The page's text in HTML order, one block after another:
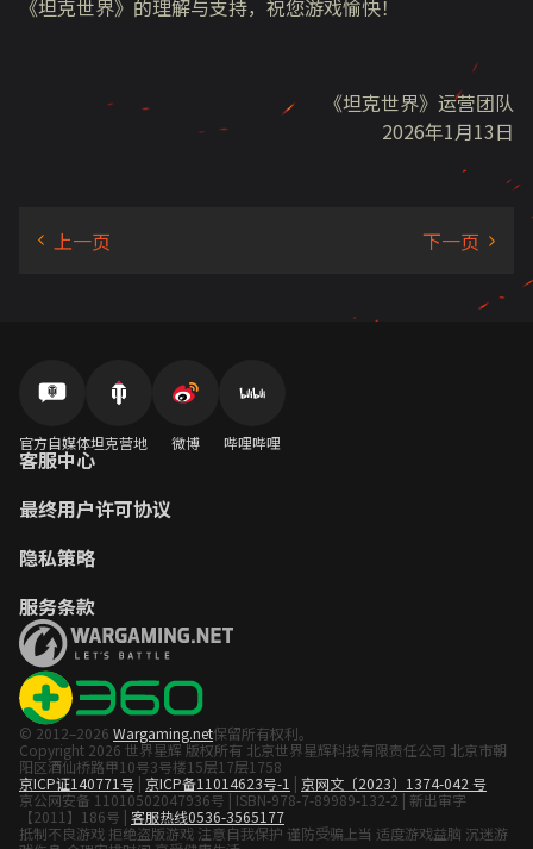
《坦克世界》的理解与支持，祝您游戏愉快！
《坦克世界》运营团队
2026年1月13日
官方自媒体坦克营地 微博 哔哩哔哩
客服中心
最终用户许可协议
隐私策略
服务条款
© 2012–2026 Wargaming.net保留所有权利。
Copyright 2026 世界星辉 版权所有 北京世界星辉科技有限责任公司 北京市朝
阳区酒仙桥路甲10号3号楼15层17层1758
京ICP证140771号 | 京ICP备11014623号-1 | 京网文〔2023〕1374-042 号
京公网安备 11010502047936号 | ISBN-978-7-89989-132-2 | 新出审字
【2011】186号 | 客服热线0536-3565177
抵制不良游戏 拒绝盗版游戏 注意自我保护 谨防受骗上当 适度游戏益脑 沉迷游